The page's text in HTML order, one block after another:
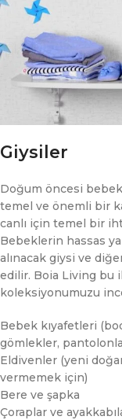
Giysiler
Doğum öncesi
temel ve önemli bir
canlı için temel bir
Bebeklerin hassas
alınacak giysi ve
edilir. Boia Living bu
koleksiyonumuzu
Bebek kıyafetleri
gömlekler,
Eldivenler (yeni
vermemek için)
Bere ve şapka
Çoraplar ve